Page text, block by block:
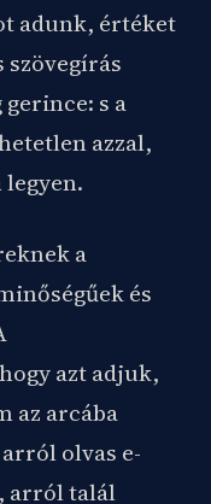
adunk, értéket
s a
azzal,
legyen.
a
és
azt adjuk,
az arcába
olvas e-
arról talál